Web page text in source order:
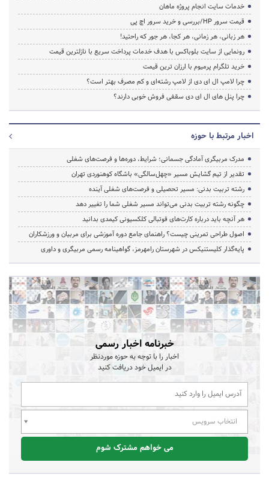
خدمات سایت انجام پروژه ماهان
قیمت سرور HP/بررسی و خرید سرور اچ پی
هر زبانی، هر زمانی، هر کجا، هر جور که راحتید!
رونمایی از سایت بلوباکس با هدف خدمات پرداخت سریع با نازلترین قیمت
خرید تلگرام پرمیوم با ارزان ترین قیمت
چرا لامپ ال ای دی از لامپ رشته‌ای و کم مصرف بهتر است؟
چرا پنل های ال ای دی سقفی فروش خوبی دارند؟
اخبار مرتبط با حوزه
مدرک مربیگری آمادگی جسمانی؛ شرایط، دوره‌ها و فرصت‌های شغلی
تقدیر از تیم گشایش مسیر «چهل‌سالگی» باشگاه کوهنوردی تهران
رشته تربیت بدنی: مسیر تحصیلی و فرصت‌های شغلی آینده
چگونه رشته تربیت بدنی می‌تواند مسیر شغلی شما را تغییر دهد
هر آنچه باید درباره کارت‌های فوتبالی کلکسیونی کیمدی بدانید
اصول طراحی تمرینی چیست؟ راهنمای جامع دوره آموزشی برای مربیان و ورزشکاران
پایه‌گذار کلیستنیکس در شهرستان رامهرمز، گواهینامه رسمی مربیگری و داوری
خبرنامه اخبار رسمی
اخبار را با توجه به حوزه موردنظر
در ایمیل خود دریافت کنید
انتخاب سرویس
می خواهم مشترک شوم